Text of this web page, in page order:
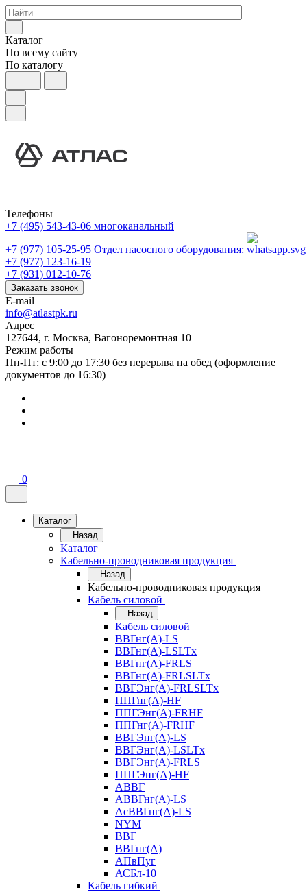
Каталог
По всему сайту
По каталогу
Телефоны
+7 (495) 543-43-06 многоканальный
+7 (977) 105-25-95 Отдел насосного оборудования:
+7 (977) 123-16-19
+7 (931) 012-10-76
Заказать звонок
E-mail
info@atlastpk.ru
Адрес
127644, г. Москва, Вагоноремонтная 10
Режим работы
Пн-Пт: с 9:00 до 17:30 без перерыва на обед (оформление
документов до 16:30)
0
Каталог
Назад
Каталог
Кабельно-проводниковая продукция
Назад
Кабельно-проводниковая продукция
Кабель силовой
Назад
Кабель силовой
ВВГнг(А)-LS
ВВГнг(А)-LSLTx
ВВГнг(А)-FRLS
ВВГнг(А)-FRLSLTx
ВВГЭнг(А)-FRLSLTx
ППГнг(А)-HF
ППГЭнг(А)-FRHF
ППГнг(А)-FRHF
ВВГЭнг(А)-LS
ВВГЭнг(А)-LSLTx
ВВГЭнг(А)-FRLS
ППГЭнг(А)-HF
АВВГ
АВВГнг(А)-LS
АсВВГнг(А)-LS
NYM
ВВГ
ВВГнг(А)
АПвПуг
АСБл-10
Кабель гибкий